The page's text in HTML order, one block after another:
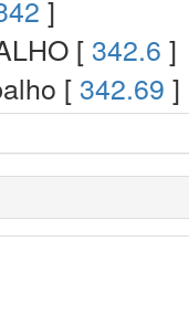
]
[ 342.6 ]
[ 342.69 ]